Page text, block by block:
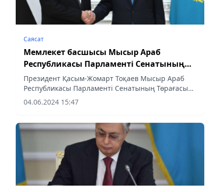
Саясат
Мемлекет басшысы Мысыр Араб
Республикасы Парламенті Сенатының
Төрағасын қабылдады
Президент Қасым-Жомарт Тоқаев Мысыр Араб
Республикасы Парламенті Сенатының Төрағасы
Әбделуахаб Әбделразеқті қабылдады.Президент
Қасым-Жомарт Тоқаев Мысыр Парламенті
04.06.2024 15:47